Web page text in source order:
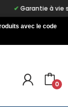
Garantie à vie sur
avec le code
0